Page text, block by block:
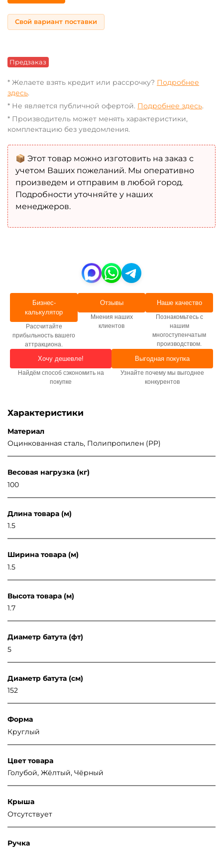
Предзаказ
Свой вариант поставки
* Желаете взять кредит или рассрочку? Подробнее
здесь.
* Не является публичной офертой. Подробнее здесь.
* Производитель может менять характеристики,
комплектацию без уведомления.
📦 Этот товар можно изготовить на заказ с
учетом Ваших пожеланий. Мы оперативно
произведем и отправим в любой город.
Подробности уточняйте у наших
менеджеров.
Бизнес-
калькулятор
Рассчитайте
прибыльность вашего
аттракциона.
Отзывы
Мнения наших
клиентов
Наше качество
Познакомьтесь с
нашим
многоступенчатым
производством.
Хочу дешевле!
Найдём способ сэкономить на
покупке
Выгодная покупка
Узнайте почему мы выгоднее
конкурентов
Характеристики
Материал
Оцинкованная сталь, Полипропилен (PP)
Весовая нагрузка (кг)
100
Длина товара (м)
1.5
Ширина товара (м)
1.5
Высота товара (м)
1.7
Диаметр батута (фт)
5
Диаметр батута (см)
152
Форма
Круглый
Цвет товара
Голубой, Жёлтый, Чёрный
Крыша
Отсутствует
Ручка